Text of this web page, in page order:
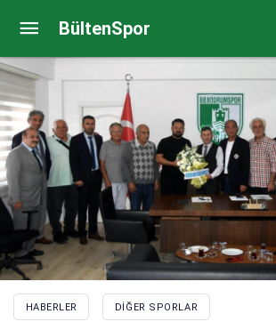
BültenSpor
HABERLER DIĞER SPORLAR
Ekaterina Avramova neden
açıkladı